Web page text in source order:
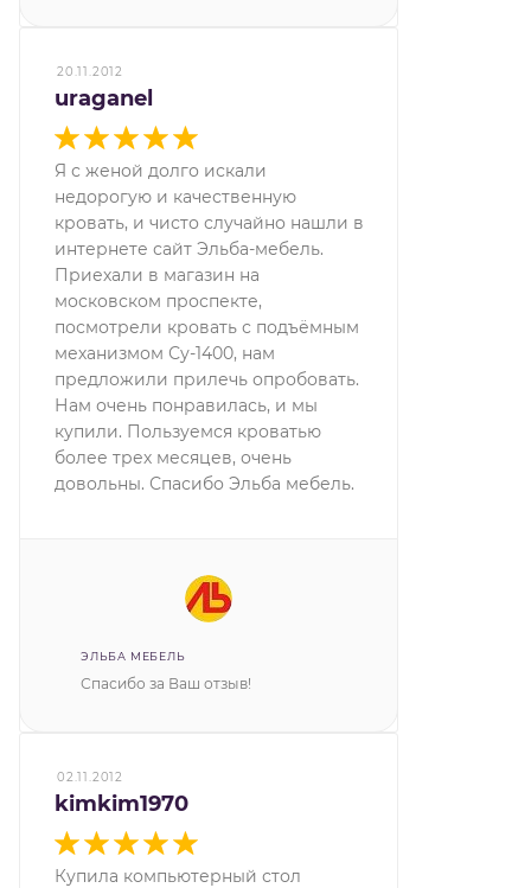
20.11.2012
uraganel
Я с женой долго искали
недорогую и качественную
кровать, и чисто случайно нашли в
интернете сайт Эльба-мебель.
Приехали в магазин на
московском проспекте,
посмотрели кровать с подъёмным
механизмом Су-1400, нам
предложили прилечь опробовать.
Нам очень понравилась, и мы
купили. Пользуемся кроватью
более трех месяцев, очень
довольны. Спасибо Эльба мебель.
ЭЛЬБА МЕБЕЛЬ
Спасибо за Ваш отзыв!
02.11.2012
kimkim1970
Купила компьютерный стол